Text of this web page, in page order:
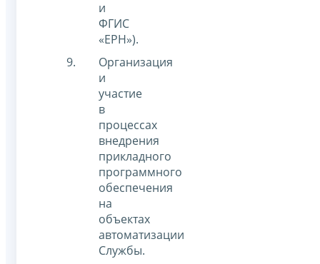
и
ФГИС
«ЕРН»).
Организация
и
участие
в
процессах
внедрения
прикладного
программного
обеспечения
на
объектах
автоматизации
Службы.